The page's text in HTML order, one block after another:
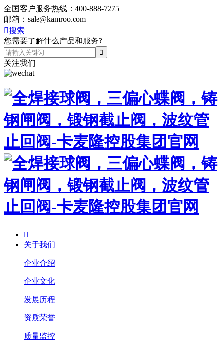
全国客户服务热线： 400-888-7275
邮箱： sale@kamroo.com
搜索
您需要了解什么产品和服务?
关注我们

关于我们
企业介绍
企业文化
发展历程
资质荣誉
质量监控